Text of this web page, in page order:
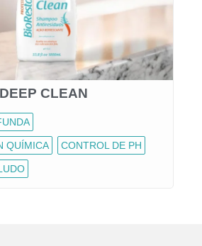
DEEP CLEAN
QUÍMICA CONTROL DE PH